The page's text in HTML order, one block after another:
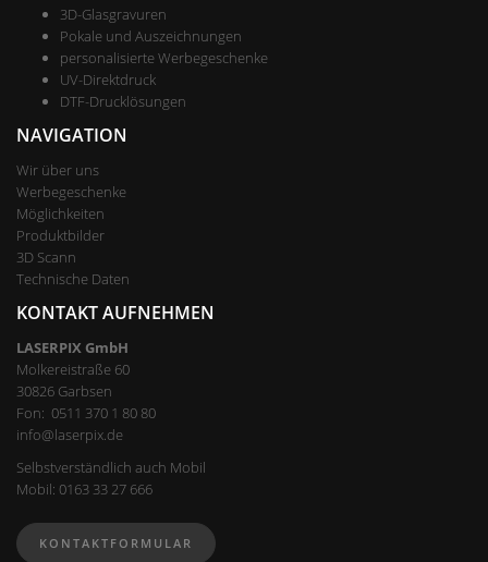
3D-Glasgravuren
Pokale und Auszeichnungen
personalisierte Werbegeschenke
UV-Direktdruck
DTF-Drucklösungen
NAVIGATION
Wir über uns
Werbegeschenke
Möglichkeiten
Produktbilder
3D Scann
Technische Daten
KONTAKT AUFNEHMEN
LASERPIX GmbH
Molkereistraße 60
30826 Garbsen
Fon: 0511 370 1 80 80
info@laserpix.de
Selbstverständlich auch Mobil
Mobil: 0163 33 27 666
KONTAKTFORMULAR